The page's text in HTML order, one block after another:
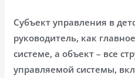
Субъект управления в
руководитель, как
системе, а объект – все
управляемой системы,